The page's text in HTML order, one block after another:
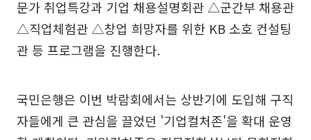
문가 취업특강과 기업 채용설명회관 △군간부 채용관
△직업체험관 △창업 희망자를 위한 KB 소호 컨설팅
관 등 프로그램을 진행한다.
국민은행은 이번 박람회에서는 상반기에 도입해 구직
자들에게 큰 관심을 끌었던 '기업컬처존'을 확대 운영